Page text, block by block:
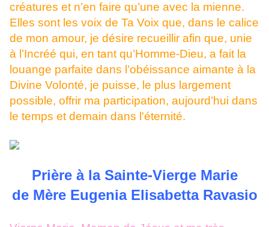
créatures et n’en faire qu’une avec la mienne.
Elles sont les voix de Ta Voix que, dans le calice
de mon amour, je désire recueillir afin que, unie
à l’Incréé qui, en tant qu’Homme-Dieu, a fait la
louange parfaite dans l’obéissance aimante à la
Divine Volonté, je puisse, le plus largement
possible, offrir ma participation, aujourd’hui dans
le temps et demain dans l'éternité.
Prière à la Sainte-Vierge Marie
de Mère Eugenia Elisabetta Ravasio